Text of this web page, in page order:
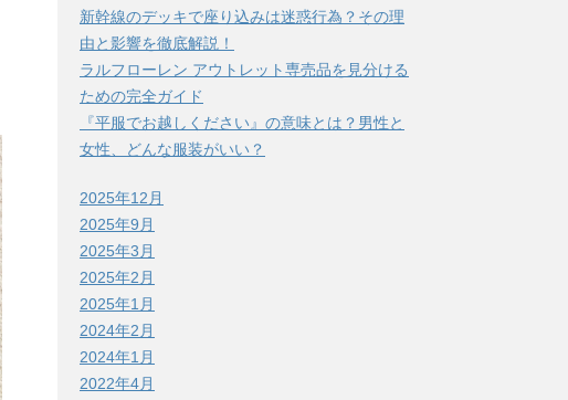
新幹線のデッキで座り込みは迷惑行為？その理
由と影響を徹底解説！
ラルフローレン アウトレット専売品を見分ける
ための完全ガイド
『平服でお越しください』の意味とは？男性と
女性、どんな服装がいい？
2025年12月
2025年9月
2025年3月
2025年2月
2025年1月
2024年2月
2024年1月
2022年4月